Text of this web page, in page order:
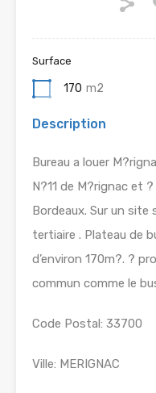
Surface
170 m2
Description
Bureau a louer
N?11 de M?rignac et
Bordeaux. Sur un site
tertiaire . Plateau de
d’environ 170m?. ?
commun comme le
Code Postal: 33700
Ville: MERIGNAC